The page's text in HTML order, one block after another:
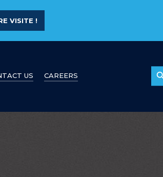
VISITE !
US CAREERS